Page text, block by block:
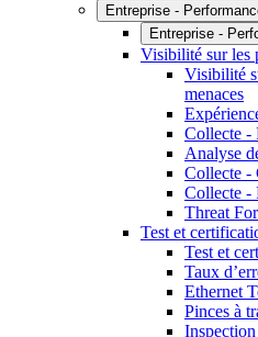
Entreprise -
Entreprise -
Visibilité sur les
Visibilité
menaces
Collecte -
Analyse
Collecte -
Collecte -
Threat
Test et
Test et
Taux
Ethernet
Pinces à